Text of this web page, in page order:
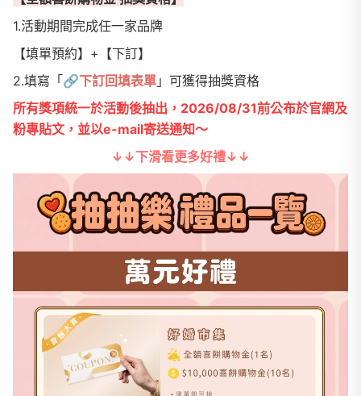
1.活動期間完成任一家品牌
【填單預約】+【下訂】
2.填寫「 🔗下訂回填表單 」可獲得抽獎資格
所有獎項統一於活動後抽出，2026/08/31前公布於官網及
粉專貼文，並以e-mail寄送通知～
↓↓下滑看更多好禮↓↓